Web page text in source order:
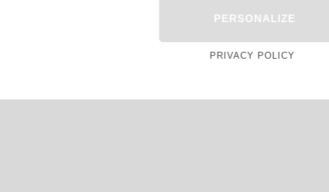
PERSONALIZE
PRIVACY POLICY